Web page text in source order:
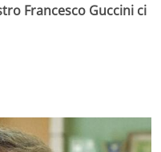
Francesco Guccini ci